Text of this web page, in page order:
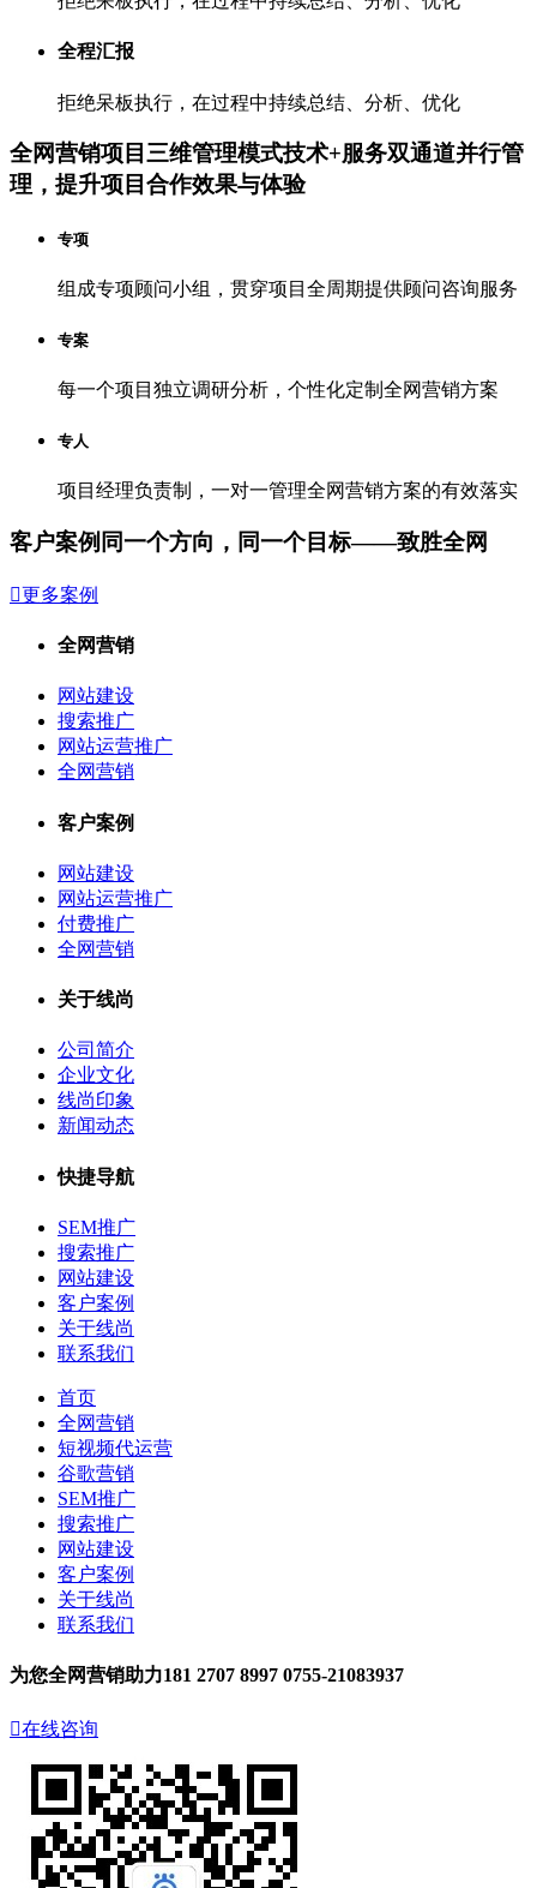
全程汇报
拒绝呆板执行，在过程中持续总结、分析、优化
全网营销项目三维管理模式技术+服务双通道并行管
理，提升项目合作效果与体验
专项
组成专项顾问小组，贯穿项目全周期提供顾问咨询服务
专案
每一个项目独立调研分析，个性化定制全网营销方案
专人
项目经理负责制，一对一管理全网营销方案的有效落实
客户案例 同一个方向，同一个目标——致胜全网
更多案例
全网营销
网站建设
搜索推广
网站运营推广
全网营销
客户案例
网站建设
网站运营推广
付费推广
全网营销
关于线尚
公司简介
企业文化
线尚印象
新闻动态
快捷导航
SEM推广
搜索推广
网站建设
客户案例
关于线尚
联系我们
首页
全网营销
短视频代运营
谷歌营销
SEM推广
搜索推广
网站建设
客户案例
关于线尚
联系我们
为您全网营销助力181 2707 8997 0755-21083937
在线咨询